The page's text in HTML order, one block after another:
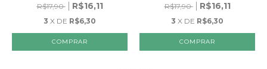
R$17,90
R$16,11
3 X DE R$6,30
R$17,90
R$16,11
3 X DE R$6,30